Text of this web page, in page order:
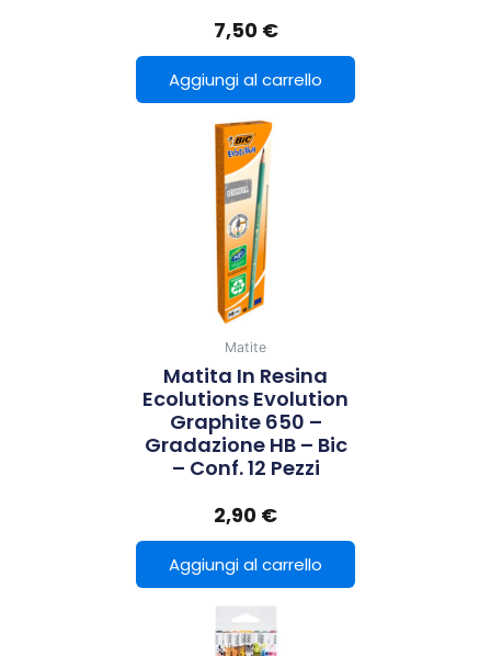
7,50 €
Aggiungi al carrello
Matite
Matita In Resina
Ecolutions Evolution
Graphite 650 –
Gradazione HB – Bic
– Conf. 12 Pezzi
2,90 €
Aggiungi al carrello